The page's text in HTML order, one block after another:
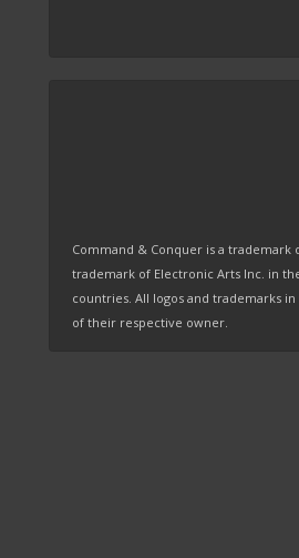
Command & Conquer is a trademark
trademark of Electronic Arts Inc. in
countries. All logos and trademarks
of their respective owner.